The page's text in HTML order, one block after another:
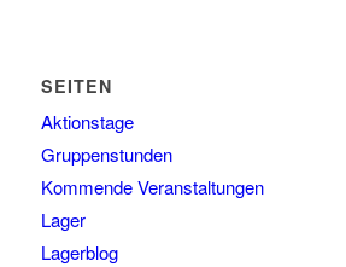
SEITEN
Aktionstage
Gruppenstunden
Kommende Veranstaltungen
Lager
Lagerblog